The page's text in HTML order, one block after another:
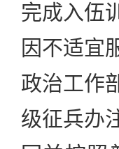
完成入伍
因不适宜
政治工作
级征兵办